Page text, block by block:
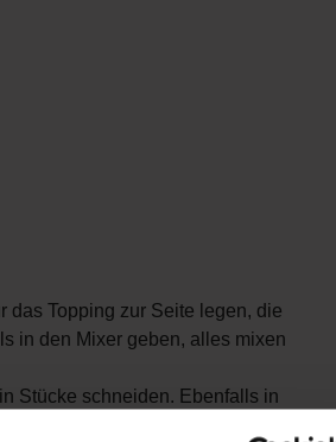
das Topping zur Seite legen, die
in den Mixer geben, alles mixen
Stücke schneiden. Ebenfalls in